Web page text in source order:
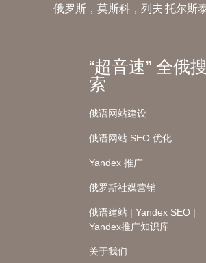
俄罗斯，莫斯科，列夫·托尔斯
“超音速” 全俄搜
索
俄语网站建设
俄语网站 SEO 优化
Yandex 推广
俄罗斯社媒营销
俄语建站 | Yandex SEO |
Yandex推广知识库
关于我们